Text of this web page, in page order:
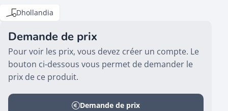
Dhollandia
Demande de prix
Pour voir les prix, vous devez créer un compte. Le
bouton ci-dessous vous permet de demander le
prix de ce produit.
Demande de prix